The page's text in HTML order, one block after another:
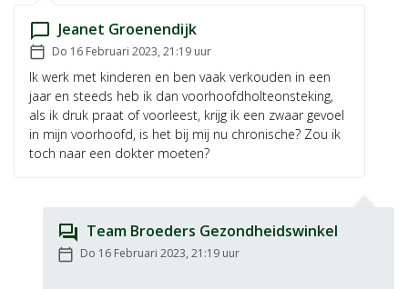
chat_bubble_outline Jeanet Groenendijk
calendar_today Geplaatst op:
Do 16 Februari 2023, 21:19 uur
Ik werk met kinderen en ben vaak verkouden in een
jaar en steeds heb ik dan voorhoofdholteonsteking,
als ik druk praat of voorleest, krijg ik een zwaar gevoel
in mijn voorhoofd, is het bij mij nu chronische? Zou ik
toch naar een dokter moeten?
question_answer Team Broeders Gezondheidswinkel
calendar_today Geplaatst op:
Do 16 Februari 2023, 21:19 uur